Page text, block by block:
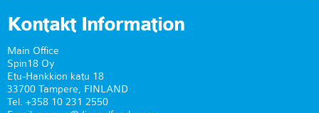
Kontakt Information
Main Office
Spin18 Oy
Etu-Hankkion katu 18
33700 Tampere, FINLAND
Tel. +358 10 231 2550